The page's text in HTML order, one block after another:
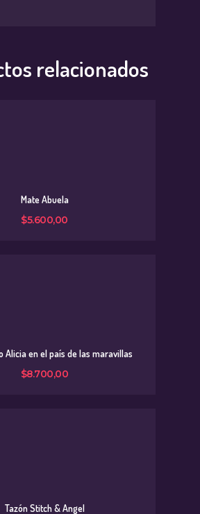
relacionados
Mate Abuela
$5.600,00
Alicia en el país de las maravillas
$8.700,00
Tazón Stitch & Angel